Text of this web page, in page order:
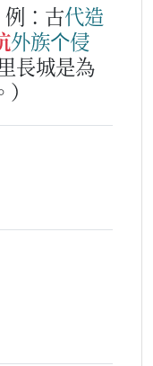
例：古代造
外族个侵
長城是為